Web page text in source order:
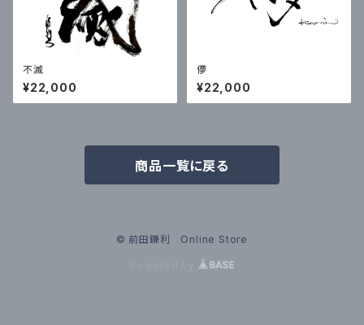
不滅
¥22,000
儚
¥22,000
商品一覧に戻る
© 前田鎌利 Online Store